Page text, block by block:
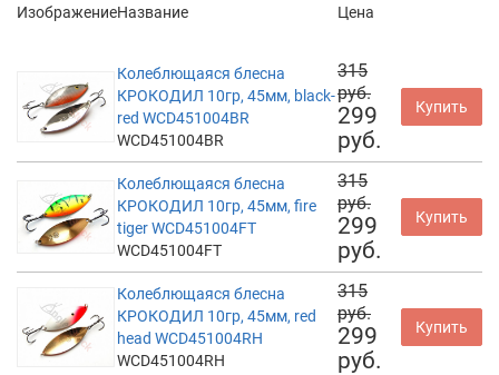
ИзображениеНазвание Цена
Колеблющаяся блесна
КРОКОДИЛ 10гр, 45мм, black-
red WCD451004BR
WCD451004BR
315
руб.
299
руб.
Купить
Колеблющаяся блесна
КРОКОДИЛ 10гр, 45мм, fire
tiger WCD451004FT
WCD451004FT
315
руб.
299
руб.
Купить
Колеблющаяся блесна
КРОКОДИЛ 10гр, 45мм, red
head WCD451004RH
WCD451004RH
315
руб.
299
руб.
Купить